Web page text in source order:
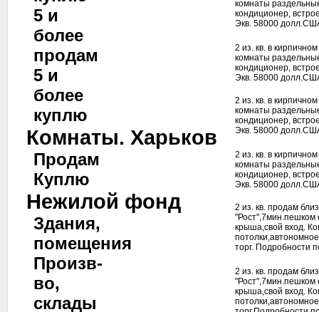
5 и
более
продам
5 и
более
куплю
Комнаты. Харьков
Продам
Куплю
Нежилой фонд
Здания,
помещения
Произв-
во,
склады
комнаты
кондиционер,
Экв. 58000
2 из. кв. в
комнаты
кондиционер,
Экв. 58000
2 из. кв. в
комнаты
кондиционер,
Экв. 58000
2 из. кв. в
комнаты
кондиционер,
Экв. 58000
2 из. кв. продам
крыша,свой вход.
торг. Подробности
2 из. кв. продам
крыша,свой вход.